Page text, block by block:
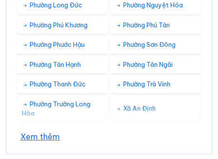
Phường Long Đức Phường Nguyệt Hóa
Phường Phú Khương Phường Phú Tân
Phường Phước Hậu Phường Sơn Đông
Phường Tân Hạnh Phường Tân Ngãi
Phường Thanh Đức Phường Trà Vinh
Phường Trường Long
Hòa
Xã An Định
Xã An Hiệp
Xã An Phú Tân Xã An Qui
Xem thêm